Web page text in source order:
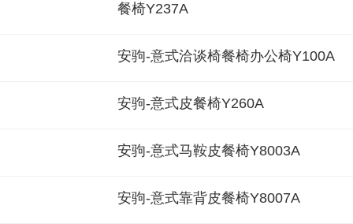
餐椅Y237A
安驹-意式洽谈椅餐椅办公椅Y100A
安驹-意式皮餐椅Y260A
安驹-意式马鞍皮餐椅Y8003A
安驹-意式靠背皮餐椅Y8007A